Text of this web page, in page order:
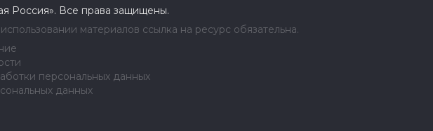
Россия». Все права защищены.
материалов ссылка на ресурс обязательна.
персональных данных
данных